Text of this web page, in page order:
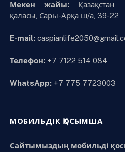
Мекен жайы:Қазақстан
қаласы, Сары-Арқа ш/а, 39-22
E-mail:
Телефон: +7 7122 514 084
WhatsApp: +7 775 7723003
МОБИЛЬДІК ҚОСЫМША
Сайтымыздың мобильді